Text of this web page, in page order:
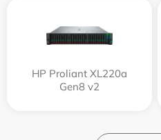
HP Proliant XL220a
Gen8 v2